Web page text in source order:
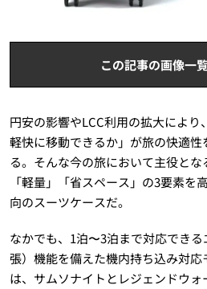
この記事の画像一
円安の影響やLCC利用の拡大によ
軽快に移動できるか」が旅の快適
る。そんな今の旅において主役とな
「軽量」「省スペース」の3要素を
向のスーツケースだ。
なかでも、1泊〜3泊まで対応でき
張）機能を備えた機内持ち込み対
は、サムソナイトとレジェンドウ